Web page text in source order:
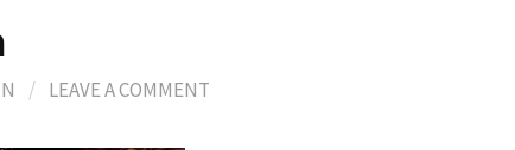
/ LEAVE A COMMENT